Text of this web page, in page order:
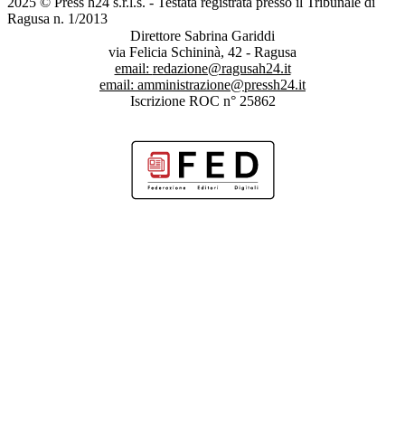
Ragusa n. 1/2013
Direttore Sabrina Gariddi
via Felicia Schininà, 42 - Ragusa
email: redazione@ragusah24.it
email: amministrazione@pressh24.it
Iscrizione ROC n° 25862